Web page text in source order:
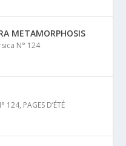
METAMORPHOSIS
N° 124
124, PAGES D’ÉTÉ